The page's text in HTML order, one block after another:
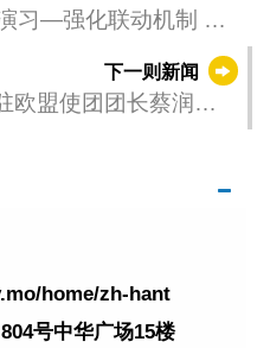
—强化联动机制 提
下一则新闻
欧盟使团团长蔡润会
home/zh-hant
号中华广场15楼